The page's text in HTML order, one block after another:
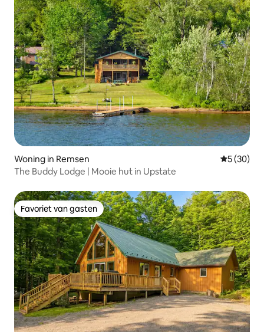
Woning in Remsen
5 (30)
The Buddy Lodge | Mooie hut in Upstate
Favoriet van gasten
Favoriet van gasten